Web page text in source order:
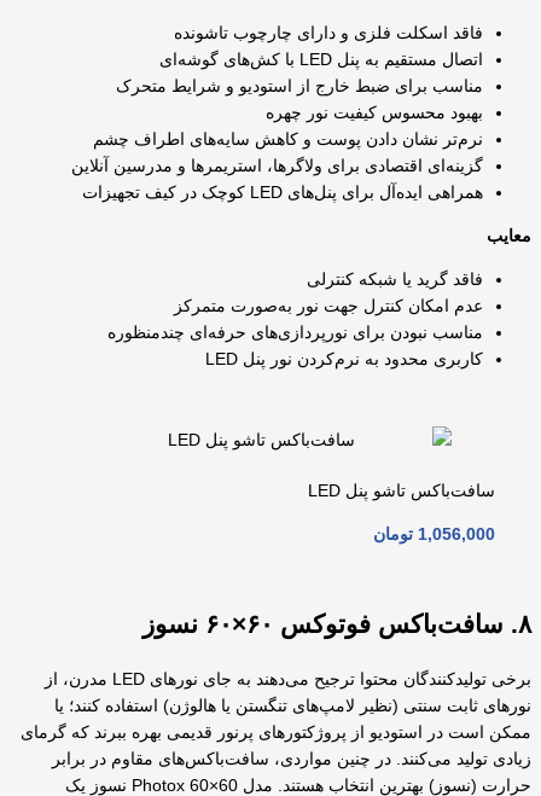
فاقد اسکلت فلزی و دارای چارچوب تاشونده
اتصال مستقیم به پنل LED با کش‌های گوشه‌ای
مناسب برای ضبط خارج از استودیو و شرایط متحرک
بهبود محسوس کیفیت نور چهره
نرم‌تر نشان دادن پوست و کاهش سایه‌های اطراف چشم
گزینه‌ای اقتصادی برای ولاگرها، استریمرها و مدرسین آنلاین
همراهی ایده‌آل برای پنل‌های LED کوچک در کیف تجهیزات
معایب
فاقد گرید یا شبکه کنترلی
عدم امکان کنترل جهت نور به‌صورت متمرکز
مناسب نبودن برای نورپردازی‌های حرفه‌ای چندمنظوره
کاربری محدود به نرم‌کردن نور پنل LED
سافت‌باکس تاشو پنل LED
1,056,000 تومان
۸. سافت‌باکس فوتوکس ۶۰×۶۰ نسوز
برخی تولیدکنندگان محتوا ترجیح می‌دهند به جای نورهای LED مدرن، از
نورهای ثابت سنتی (نظیر لامپ‌های تنگستن یا هالوژن) استفاده کنند؛ یا
ممکن است در استودیو از پروژکتورهای پرنور قدیمی بهره ببرند که گرمای
زیادی تولید می‌کنند. در چنین مواردی، سافت‌باکس‌های مقاوم در برابر
حرارت (نسوز) بهترین انتخاب هستند. مدل Photox 60×60 نسوز یک